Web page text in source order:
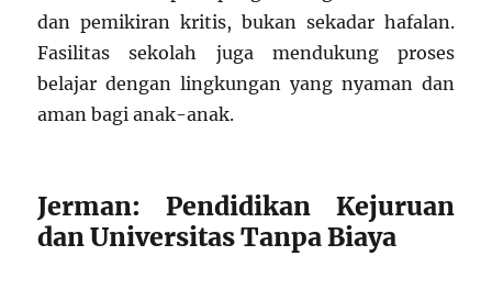
dan pemikiran kritis, bukan sekadar hafalan.
Fasilitas sekolah juga mendukung proses
belajar dengan lingkungan yang nyaman dan
aman bagi anak-anak.
Jerman: Pendidikan Kejuruan
dan Universitas Tanpa Biaya